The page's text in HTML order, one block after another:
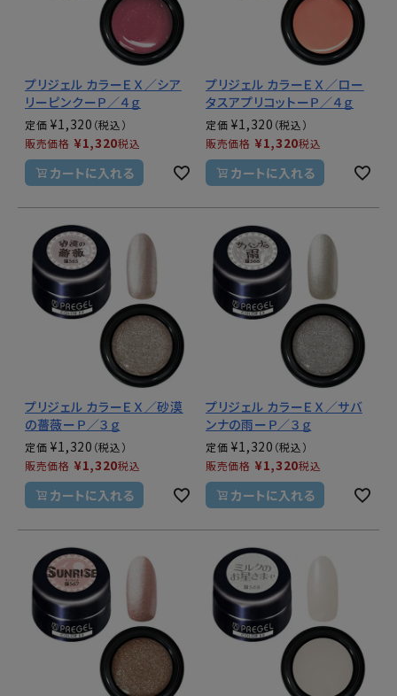
プリジェル カラーＥＸ／シア
リーピンクーＰ／４ｇ
定価 ¥1,320
販売価格 ¥1,320税込
カートに入れる
プリジェル カラーＥＸ／ロー
タスアプリコットーＰ／４ｇ
定価 ¥1,320
販売価格 ¥1,320税込
カートに入れる
プリジェル カラーＥＸ／砂漠
の薔薇ーＰ／３ｇ
定価 ¥1,320
販売価格 ¥1,320税込
カートに入れる
プリジェル カラーＥＸ／サバ
ンナの雨ーＰ／３ｇ
定価 ¥1,320
販売価格 ¥1,320税込
カートに入れる